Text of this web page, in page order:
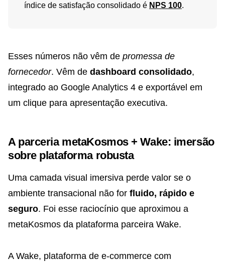
índice de satisfação consolidado é NPS 100.
Esses números não vêm de promessa de
fornecedor. Vêm de dashboard consolidado,
integrado ao Google Analytics 4 e exportável em
um clique para apresentação executiva.
A parceria metaKosmos + Wake: imersão
sobre plataforma robusta
Uma camada visual imersiva perde valor se o
ambiente transacional não for fluido, rápido e
seguro. Foi esse raciocínio que aproximou a
metaKosmos da plataforma parceira Wake.
A Wake, plataforma de e-commerce com